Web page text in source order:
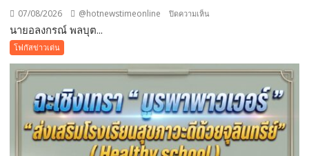
07/08/2026 @hotnewstimeonline ปิดความเห็น
ประเทศ
สิง
หา
วัน
รพี“
นายอลงกรณ์ พลบุต...
โฟกัสข่าวเด่น